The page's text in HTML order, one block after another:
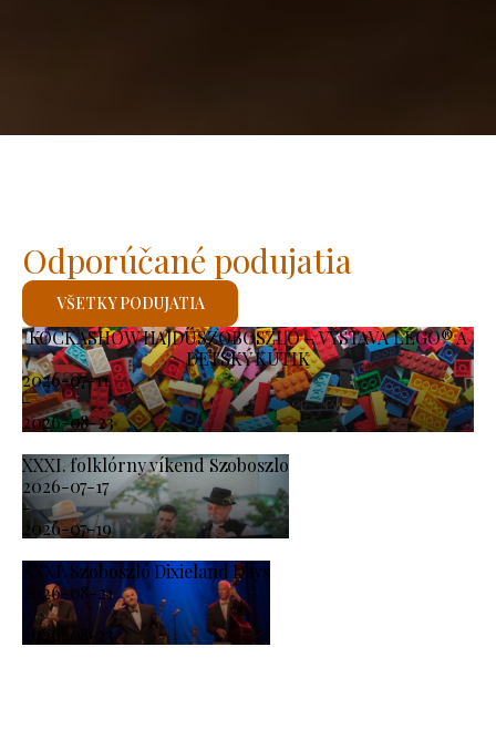
KOCKASHOW HAJDÚSZOBOSZLÓ – VÝSTAVA LEGO® A
DETSKÝ KÚTIK
2026-07-11
-
2026-08-23
XXXI. folklórny víkend Szoboszlo
2026-07-17
-
2026-07-19
XXXI. Szoboszló Dixieland Days
2026-08-21
-
2026-08-23
Odporúčané podujatia
VŠETKY PODUJATIA